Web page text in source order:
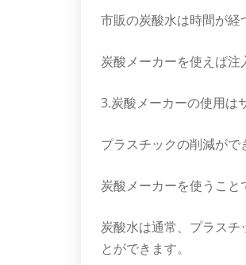
市販の炭酸水は時間が経
炭酸メーカーを使えば注
3.炭酸メーカーの使用は
プラスチックの削減がで
炭酸メーカーを使うこと
炭酸水は通常、プラス
とができます。